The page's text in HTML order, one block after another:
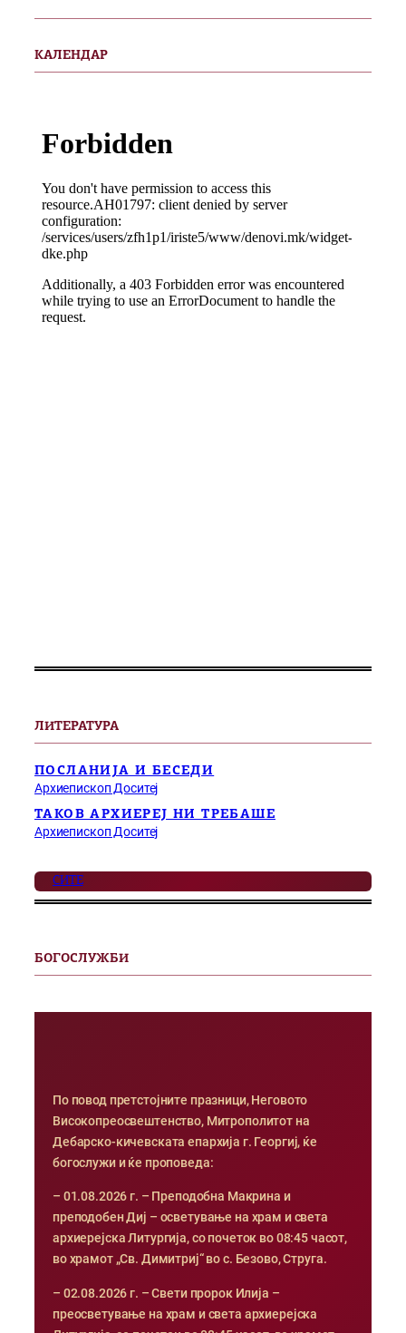
КАЛЕНДАР
ЛИТЕРАТУРА
ПОСЛАНИЈА И БЕСЕДИ
Архиепископ Доситеј
ТАКОВ АРХИЕРЕЈ НИ ТРЕБАШЕ
Архиепископ Доситеј
СИТЕ
БОГОСЛУЖБИ
По повод претстојните празници, Неговото
Високопреосвештенство, Митрополитот на
Дебарско-кичевската епархија г. Георгиј, ќе
богослужи и ќе проповеда:
– 01.08.2026 г. – Преподобна Макрина и
преподобен Диј – осветување на храм и света
архиерејска Литургија, со почеток во 08:45 часот,
во храмот „Св. Димитриј“ во с. Безово, Струга.
– 02.08.2026 г. – Свети пророк Илија –
преосветување на храм и света архиерејска